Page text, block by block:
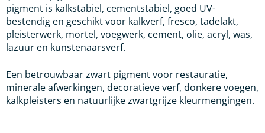
pigment is kalkstabiel, cementstabiel, goed UV-
bestendig en geschikt voor kalkverf, fresco, tadelakt,
pleisterwerk, mortel, voegwerk, cement, olie, acryl, was,
lazuur en kunstenaarsverf.
Een betrouwbaar zwart pigment voor restauratie,
minerale afwerkingen, decoratieve verf, donkere voegen,
kalkpleisters en natuurlijke zwartgrijze kleurmengingen.